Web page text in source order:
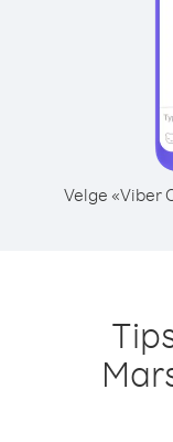
Velge «Viber